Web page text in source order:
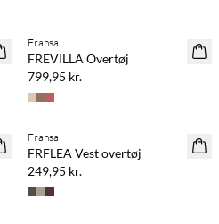
NYHED
Fransa
FREVILLA Overtøj
799,95 kr.
NYHED
Fransa
FRFLEA Vest overtøj
249,95 kr.